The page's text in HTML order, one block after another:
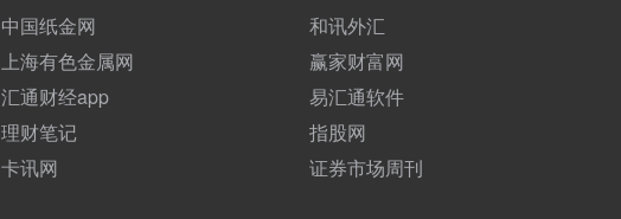
中国纸金网
和讯外汇
上海有色金属网
赢家财富网
汇通财经app
易汇通软件
理财笔记
指股网
卡讯网
证券市场周刊